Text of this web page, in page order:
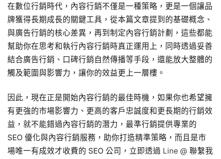
在數位行銷時代，內容行銷不僅是一種策略，更是一個讓品
牌獲得長期成長的關鍵工具，從本篇文章提到的基礎概念、
與廣告行銷的核心差異，再到制定內容行銷計劃，這些都能
幫助你在思考和執行內容行銷時真正運用上，同時透過妥善
結合廣告行銷、口碑行銷自然傳播等手段，還能放大整體的
觸及範圍與影響力，讓你的效益更上一層樓。
因此，現在正是開始內容行銷的最佳時機，如果你也希望擁
有更強的市場影響力、更高的客戶忠誠度和更長期的行銷效
益，就不能錯過內容行銷的潛力，最準行銷提供專業的
SEO 優化與內容行銷服務，助你打造精準策略，而且是市
場唯一有成效才收費的 SEO 公司，立即透過 Line @ 聯繫我